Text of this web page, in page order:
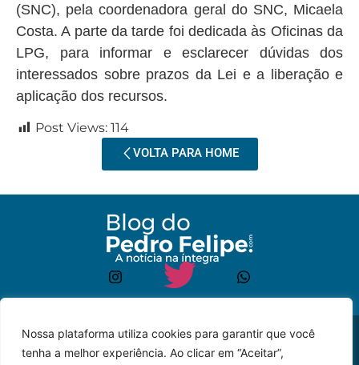
Nossa plataforma utiliza cookies para garantir que você
tenha a melhor experiência. Ao clicar em “Aceitar”,
(SNC), pela coordenadora geral do SNC, Micaela
Costa. A parte da tarde foi dedicada às Oficinas da
LPG, para informar e esclarecer dúvidas dos
interessados sobre prazos da Lei e a liberação e
aplicação dos recursos.
Post Views: 114
VOLTA PARA HOME
© 2023 – Todos os
direitos reservados.
Desenvolvido por: JP